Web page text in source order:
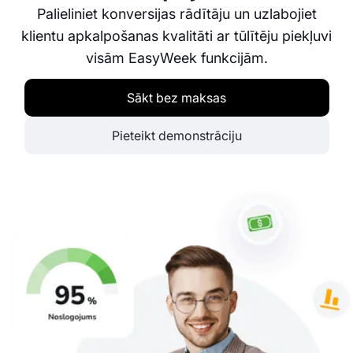
Palieliniet konversijas rādītāju un uzlabojiet
klientu apkalpošanas kvalitāti ar tūlītēju piekļuvi
visām EasyWeek funkcijām.
Sākt bez maksas
Pieteikt demonstrāciju